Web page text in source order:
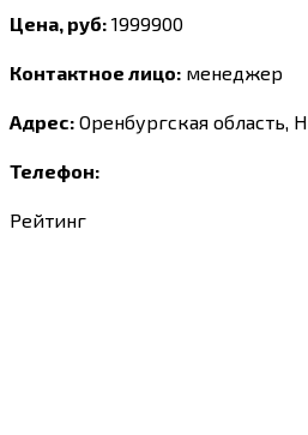
Цена, руб: 1999900
Контактное лицо: менеджер
Адрес: Оренбургская область,
Телефон:
Рейтинг